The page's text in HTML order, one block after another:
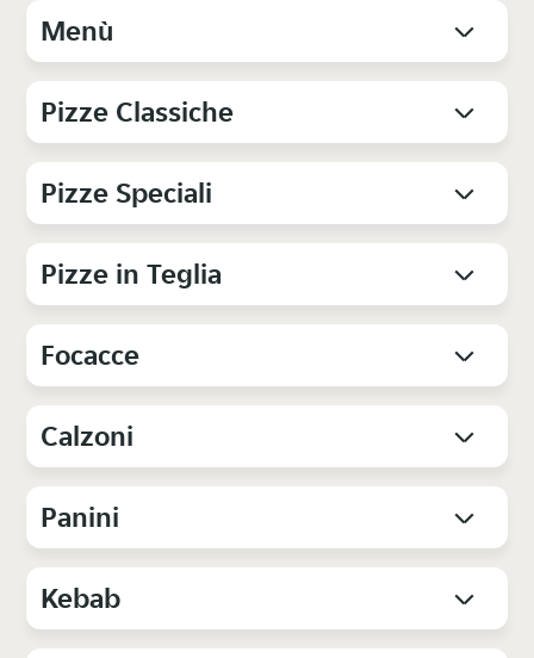
Menù
Pizze Classiche
Pizze Speciali
Pizze in Teglia
Focacce
Calzoni
Panini
Kebab